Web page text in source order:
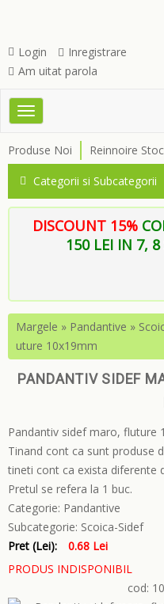
Login
Inregistrare
Am uitat parola
Toggle
Produse Noi Reinnoire Stoc
Categorii si Subcategorii
DISCOUNT 15%
150 LEI IN 7,
Margele » Pandantive »
uture 10x19mm
PANDANTIV SIDEF
Pandantiv sidef maro, fluture
Tinand cont ca sunt produse
tineti cont ca exista diferente
Pretul se refera la 1 buc.
Categorie: Pandantive
Subcategorie: Scoica-Sidef
Pret (Lei):
0.68 Lei
PRODUS INDISPONIBIL
cod: